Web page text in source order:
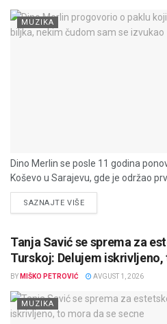
MUZIKA
Dino Merlin se posle 11 godina
Koševo u Sarajevu, gde je održao prvi
SAZNAJTE VIŠEDETAILS
Tanja Savić se sprema za
Turskoj: Delujem
BY MIŠKO PETROVIĆ AVGUST 1, 2026
MUZIKA